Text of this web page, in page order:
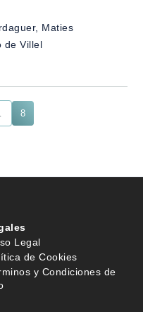
Maties
de Villel
8
Legal
de Cookies
y Condiciones de